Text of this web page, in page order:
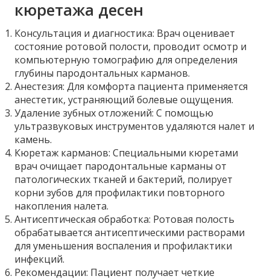
кюретажа десен
Консультация и диагностика: Врач оценивает
состояние ротовой полости, проводит осмотр и
компьютерную томографию для определения
глубины пародонтальных карманов.
Анестезия: Для комфорта пациента применяется
анестетик, устраняющий болевые ощущения.
Удаление зубных отложений: С помощью
ультразвуковых инструментов удаляются налет и
камень.
Кюретаж карманов: Специальными кюретами
врач очищает пародонтальные карманы от
патологических тканей и бактерий, полирует
корни зубов для профилактики повторного
накопления налета.
Антисептическая обработка: Ротовая полость
обрабатывается антисептическими растворами
для уменьшения воспаления и профилактики
инфекций.
Рекомендации: Пациент получает четкие